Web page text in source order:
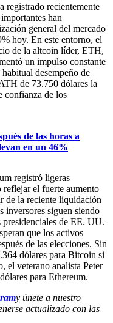
registrado recientemente
han
general del mercado
hoy. En este entorno, el
de la altcoin líder, ETH,
un impulso constante
desempeño de
de 73.750 dólares la
confianza de los
de las horas a
en un 46%
registró ligeras
reflejar el fuerte aumento
de la reciente liquidación
inversores siguen siendo
presidenciales de EE. UU.
que los activos
de las elecciones. Sin
dólares para Bitcoin si
el veterano analista Peter
para Ethereum.
y únete a nuestro
actualizado con las